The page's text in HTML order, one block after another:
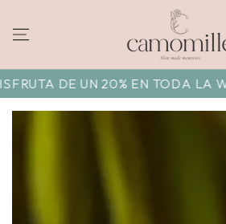
DE UN 20% EN TODA LA WEB